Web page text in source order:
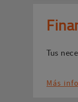
Tus
Más